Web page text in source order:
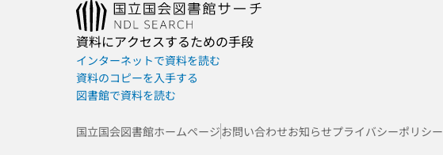
資料にアクセスするための手段
インターネットで資料を読む
資料のコピーを入手する
図書館で資料を読む
国立国会図書館ホームページお問い合わせお知らせプライバシーポリシー